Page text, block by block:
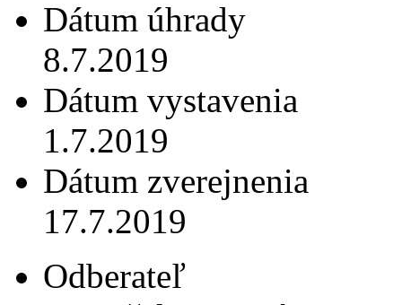
Dátum úhrady
8.7.2019
Dátum vystavenia
1.7.2019
Dátum zverejnenia
17.7.2019
Odberateľ